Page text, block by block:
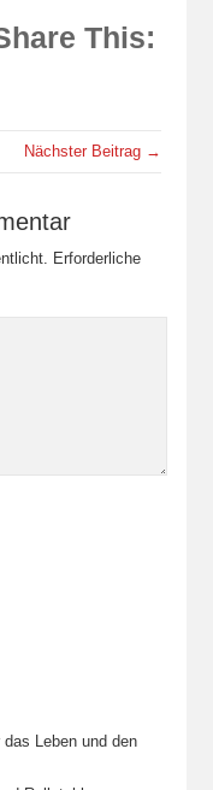
This:
Nächster Beitrag →
Erforderliche
Leben und den